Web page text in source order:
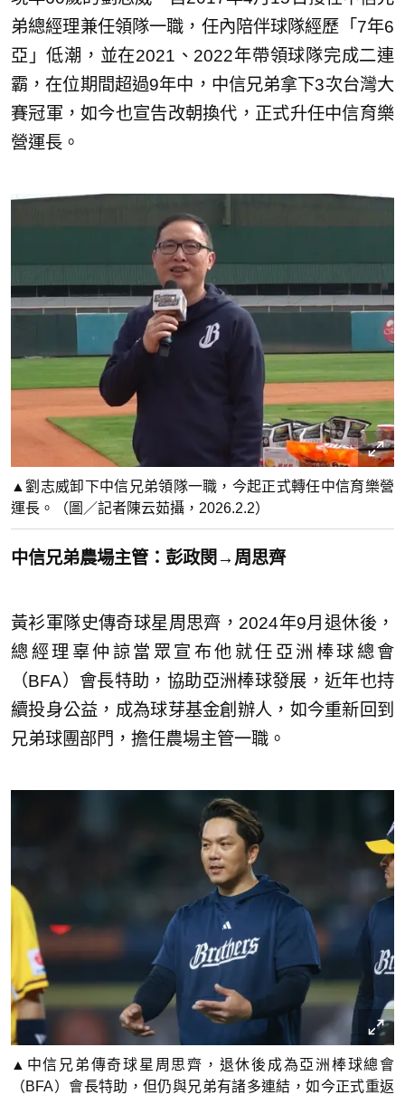
弟總經理兼任領隊一職，任內陪伴球隊經歷「7年6
亞」低潮，並在2021、2022年帶領球隊完成二連
霸，在位期間超過9年中，中信兄弟拿下3次台灣大
賽冠軍，如今也宣告改朝換代，正式升任中信育樂
營運長。
▲劉志威卸下中信兄弟領隊一職，今起正式轉任中信育樂營
運長。（圖／記者陳云茹攝，2026.2.2）
中信兄弟農場主管：彭政閔→周思齊
黃衫軍隊史傳奇球星周思齊，2024年9月退休後，
總經理辜仲諒當眾宣布他就任亞洲棒球總會
（BFA）會長特助，協助亞洲棒球發展，近年也持
續投身公益，成為球芽基金創辦人，如今重新回到
兄弟球團部門，擔任農場主管一職。
▲中信兄弟傳奇球星周思齊，退休後成為亞洲棒球總會
（BFA）會長特助，但仍與兄弟有諸多連結，如今正式重返